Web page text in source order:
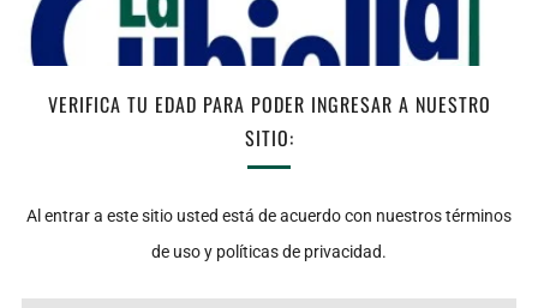
VERIFICA TU EDAD PARA PODER INGRESAR A NUESTRO
SITIO:
Al entrar a este sitio usted está de acuerdo con nuestros términos
de uso y políticas de privacidad.
AGREGAR AL CARRITO
Notas de Cata: Vista: Purpura intenso y profundo. Nariz: Sutiles
aromas a chocolate, ciruelas negras, moras y especias, con toques
de vainilla y humo. Boca: De cuerpo medio, taninos amables,
textura envolvente y un largo y agradable final.